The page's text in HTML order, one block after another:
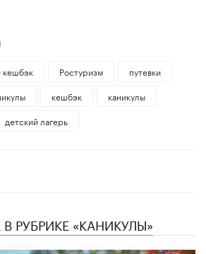
кешбэк Ростуризм
путевки
кешбэк
каникулы
детский лагерь
РУБРИКЕ «КАНИКУЛЫ»